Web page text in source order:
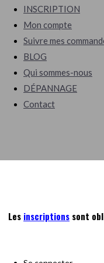
INSCRIPTION
Mon compte
Suivre mes
BLOG
Qui sommes-nous
DÉPANNAGE
Contact
Les inscriptions sont